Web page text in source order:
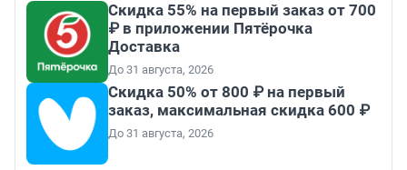
Скидка 55% на первый заказ от 700
₽ в приложении Пятёрочка
Доставка
До 31 августа, 2026
Скидка 50% от 800 ₽ на первый
заказ, максимальная скидка 600 ₽
До 31 августа, 2026